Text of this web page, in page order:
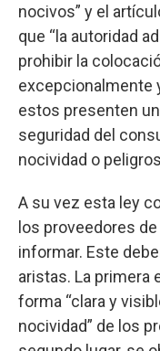
nocivos” y el
que “la autoridad
prohibir la
excepcionalmente
estos presenten
seguridad del
nocividad o
A su vez esta ley
los proveedores
informar. Este
aristas. La primera
forma “clara y
nocividad” de los